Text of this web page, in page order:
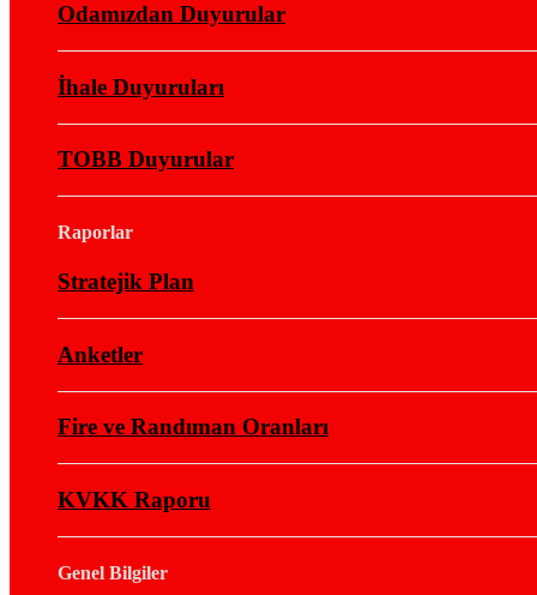
Odamızdan Duyurular
İhale Duyuruları
TOBB Duyurular
Raporlar
Stratejik Plan
Anketler
Fire ve Randıman Oranları
KVKK Raporu
Genel Bilgiler